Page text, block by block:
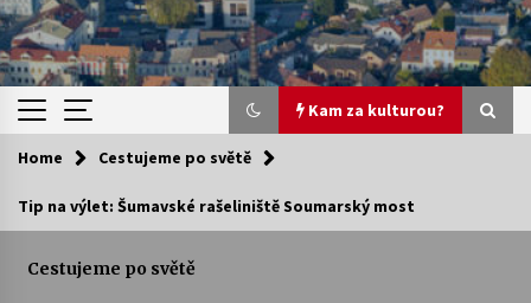
Kam za kulturou?
Kam za kulturou?
Sukuba Ensemble
Home Cestujeme po světě
Tip na výlet: Šumavské rašeliniště Soumarský most
Cestujeme po světě